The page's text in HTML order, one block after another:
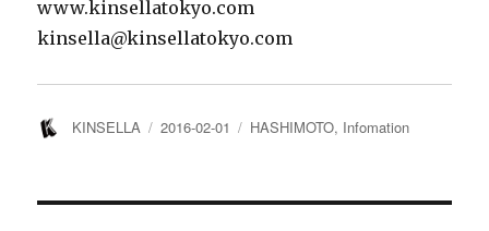
www.kinsellatokyo.com
kinsella@kinsellatokyo.com
投
KINSELLA
投
2016-02-01
カ
HASHIMOTO, Infomation